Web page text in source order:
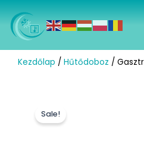
Skip
to
content
Kezdőlap / Hűtődoboz /
Sale!